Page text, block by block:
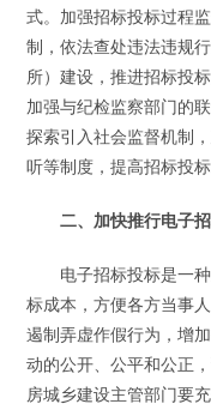
式。加强招标投标过程
制，依法查处违法违规
所）建设，推进招标投
加强与纪检监察部门的
探索引入社会监督机制
听等制度，提高招标投标
二、加快推行电子
电子招标投标是一种
标成本，方便各方当事
遏制弄虚作假行为，增
动的公开、公平和公正
房城乡建设主管部门要